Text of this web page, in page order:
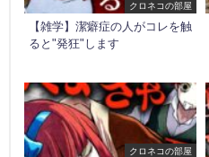
クロネコの部屋
【雑学】潔癖症の人がコレを触
ると"発狂"します
クロネコの部屋